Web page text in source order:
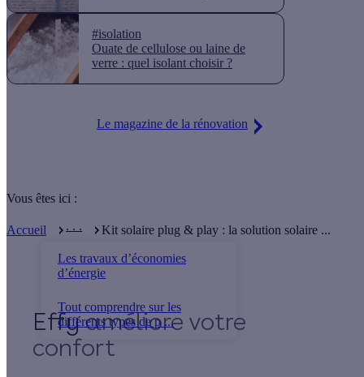
#isolation
Ouate de cellulose ou laine de
verre : quel isolant choisir ?
Le magazine de la rénovation
Vous êtes ici :
Accueil . . .
Les travaux d’économies
d’énergie
Tout comprendre sur les
différents types de p ...
Kit solaire plug & play : la solution solaire ...
Effy